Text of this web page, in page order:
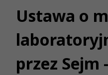
Ustawa o
przez Sejm